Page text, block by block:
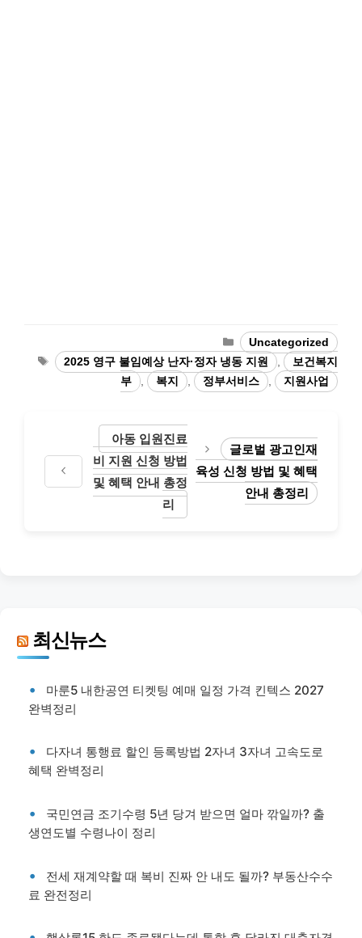
카
테
고
리
Uncategorized
태
그
2025 영구 불임예상 난자·정자 냉동 지원
보건복지
부
복지 정부서비스 지원사업
아동 입원진료
비 지원 신청 방법
및 혜택 안내 총정
리
글로벌 광고인재
육성 신청 방법 및 혜택
안내 총정리
최신뉴스
마룬5 내한공연 티켓팅 예매 일정 가격 킨텍스 2027
완벽정리
다자녀 통행료 할인 등록방법 2자녀 3자녀 고속도로
혜택 완벽정리
국민연금 조기수령 5년 당겨 받으면 얼마 깎일까? 출
생연도별 수령나이 정리
전세 재계약할 때 복비 진짜 안 내도 될까? 부동산수수
료 완전정리